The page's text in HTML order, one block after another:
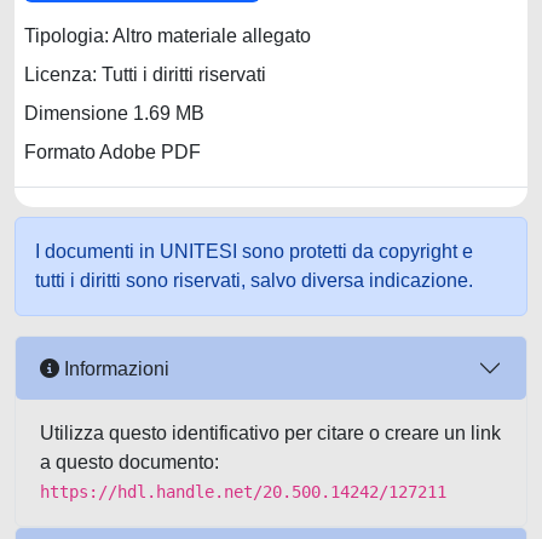
Tipologia: Altro materiale allegato
Licenza: Tutti i diritti riservati
Dimensione 1.69 MB
Formato Adobe PDF
I documenti in UNITESI sono protetti da copyright e
tutti i diritti sono riservati, salvo diversa indicazione.
Informazioni
Utilizza questo identificativo per citare o creare un link
a questo documento:
https://hdl.handle.net/20.500.14242/127211